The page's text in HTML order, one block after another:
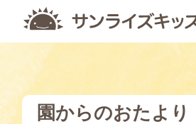
園からのおたより